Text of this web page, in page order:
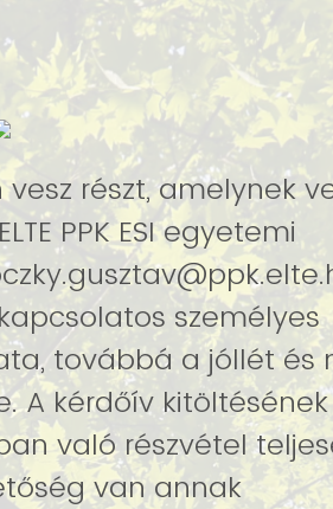
részt, amelynek
PPK ESI egyetemi
személyes
továbbá a jóllét és
való részvétel
van annak